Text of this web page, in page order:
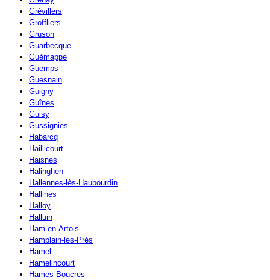
Grévillers
Groffliers
Gruson
Guarbecque
Guémappe
Guemps
Guesnain
Guigny
Guînes
Guisy
Gussignies
Habarcq
Haillicourt
Haisnes
Halinghen
Hallennes-lès-Haubourdin
Hallines
Halloy
Halluin
Ham-en-Artois
Hamblain-les-Prés
Hamel
Hamelincourt
Hames-Boucres